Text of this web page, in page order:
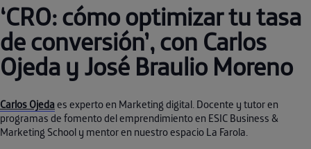
‘CRO: cómo optimizar tu tasa
de conversión’, con Carlos
Ojeda y José Braulio Moreno
Carlos Ojeda es experto en Marketing digital. Docente y tutor en
programas de fomento del emprendimiento en ESIC Business &
Marketing School y mentor en nuestro espacio La Farola.